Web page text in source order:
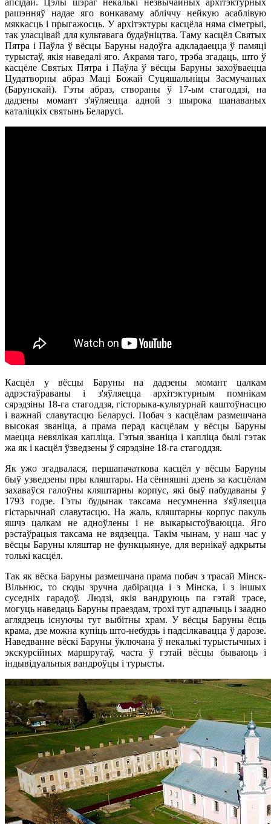
рашэнняў надае яго вонкаваму абліччу нейкую асаблівую
мяккасць і прыгажосць. У архітэктуры касцёла няма сіметрыі,
так уласцівай для культавага будаўніцтва. Таму касцёл Святых
Пятра і Паўла ў вёсцы Баруны надоўга адкладаецца ў памяці
турыстаў, якія наведалі яго. Акрамя таго, трэба згадаць, што ў
касцёле Святых Пятра і Паўла ў вёсцы Баруны захоўваецца
Цудатворны абраз Маці Божай Суцяшальніцы Засмучаных
(Барунскай). Гэты абраз, створаны ў 17-ым стагоддзі, на
дадзены момант з'яўляецца адной з шырока шанаваных
каталіцкіх святынь Беларусі.
Касцёл у вёсцы Баруны на дадзены момант цалкам
адрэстаўраваны і з'яўляецца архітэктурным помнікам
сярэдзіны 18-га стагоддзя, гісторыка-культурнай каштоўнасцю
і важнай славутасцю Беларусі. Побач з касцёлам размешчана
высокая званіца, а прама перад касцёлам у вёсцы Баруны
маецца невялікая капліца. Гэтыя званіца і капліца былі гэтак
жа як і касцёл ўзведзены ў сярэдзіне 18-га стагоддзя.
Як ужо згадвалася, першапачаткова касцёл у вёсцы Баруны
быў узведзены пры кляштары. На сённяшні дзень за касцёлам
захаваўся галоўны кляштарны корпус, які быў пабудаваны ў
1793 годзе. Гэты будынак таксама несумненна з'яўляецца
гістарычнай славутасцю. На жаль, кляштарны корпус пакуль
яшчэ цалкам не адноўлены і не выкарыстоўваюцца. Яго
рэстаўрацыя таксама не вядзецца. Такім чынам, у наш час у
вёсцы Баруны кляштар не функцыянуе, для вернікаў адкрыты
толькі касцёл.
Так як вёска Баруны размешчана прама побач з трасай Мінск-
Вільнюс, то сюды зручна дабірацца і з Мінска, і з іншых
суседніх гарадоў. Людзі, якія вандруюць па гэтай трасе,
могуць наведаць Баруны праездам, трохі тут адпачыць і заадно
аглядзець існуючы тут выбітны храм. У вёсцы Баруны ёсць
крама, дзе можна купіць што-небудзь і падсілкавацца ў дарозе.
Наведванне вёскі Баруны ўключана ў некалькі турыстычных і
экскурсійных маршрутаў, часта ў гэтай вёсцы бываюць і
індывідуальныя вандроўцы і турысты.